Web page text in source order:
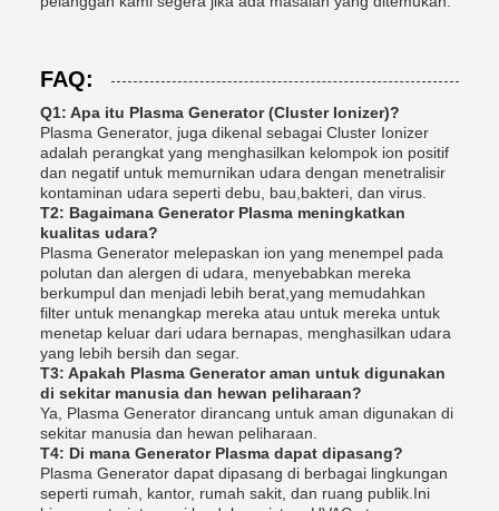
FAQ:
Q1: Apa itu Plasma Generator (Cluster Ionizer)?
Plasma Generator, juga dikenal sebagai Cluster Ionizer
adalah perangkat yang menghasilkan kelompok ion positif
dan negatif untuk memurnikan udara dengan menetralisir
kontaminan udara seperti debu, bau,bakteri, dan virus.
T2: Bagaimana Generator Plasma meningkatkan
kualitas udara?
Plasma Generator melepaskan ion yang menempel pada
polutan dan alergen di udara, menyebabkan mereka
berkumpul dan menjadi lebih berat,yang memudahkan
filter untuk menangkap mereka atau untuk mereka untuk
menetap keluar dari udara bernapas, menghasilkan udara
yang lebih bersih dan segar.
T3: Apakah Plasma Generator aman untuk digunakan
di sekitar manusia dan hewan peliharaan?
Ya, Plasma Generator dirancang untuk aman digunakan di
sekitar manusia dan hewan peliharaan.
T4: Di mana Generator Plasma dapat dipasang?
Plasma Generator dapat dipasang di berbagai lingkungan
seperti rumah, kantor, rumah sakit, dan ruang publik.Ini